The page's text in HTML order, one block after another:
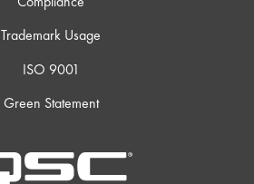
Trademark Usage
ISO 9001
Green Statement